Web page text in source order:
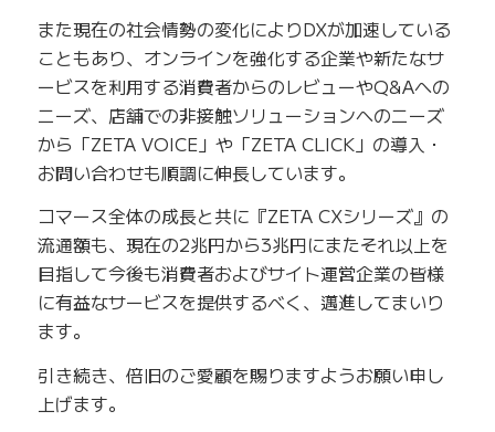
また現在の社会情勢の変化によりDXが加速している
こともあり、オンラインを強化する企業や新たなサ
ービスを利用する消費者からのレビューやQ&Aへの
ニーズ、店舗での非接触ソリューションへのニーズ
から「ZETA VOICE」や「ZETA CLICK」の導入・
お問い合わせも順調に伸長しています。
コマース全体の成長と共に『ZETA CXシリーズ』の
流通額も、現在の2兆円から3兆円にまたそれ以上を
目指して今後も消費者およびサイト運営企業の皆様
に有益なサービスを提供するべく、邁進してまいり
ます。
引き続き、倍旧のご愛顧を賜りますようお願い申し
上げます。